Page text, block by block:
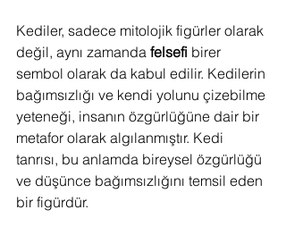
Kediler, sadece mitolojik figürler olarak
değil, aynı zamanda felsefi birer
sembol olarak da kabul edilir. Kedilerin
bağımsızlığı ve kendi yolunu çizebilme
yeteneği, insanın özgürlüğüne dair bir
metafor olarak algılanmıştır. Kedi
tanrısı, bu anlamda bireysel özgürlüğü
ve düşünce bağımsızlığını temsil eden
bir figürdür.